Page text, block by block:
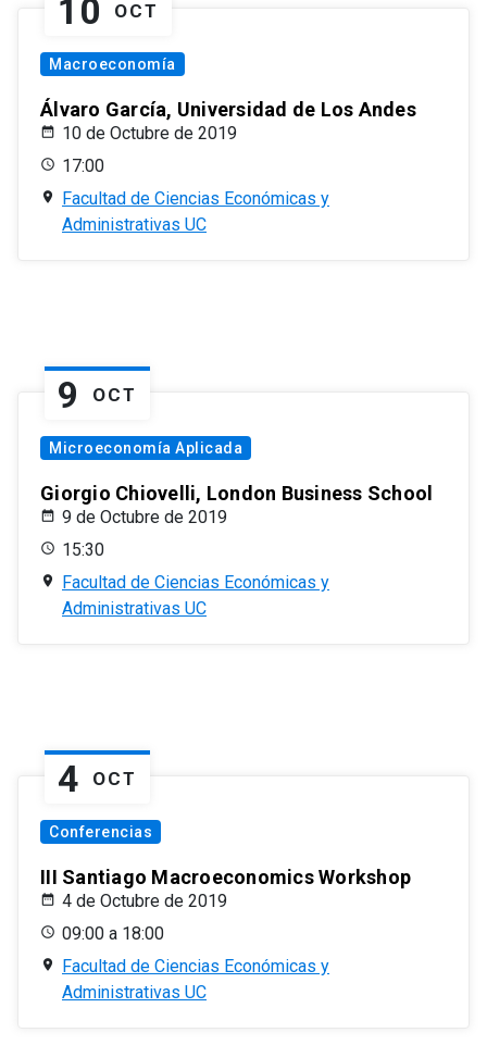
10 OCT
Macroeconomía
Álvaro García, Universidad de Los Andes
10 de Octubre de 2019
17:00
Facultad de Ciencias Económicas y
Administrativas UC
9 OCT
Microeconomía Aplicada
Giorgio Chiovelli, London Business School
9 de Octubre de 2019
15:30
Facultad de Ciencias Económicas y
Administrativas UC
4 OCT
Conferencias
III Santiago Macroeconomics Workshop
4 de Octubre de 2019
09:00 a 18:00
Facultad de Ciencias Económicas y
Administrativas UC